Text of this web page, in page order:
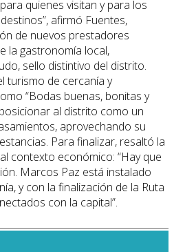
quienes visitan y para los
afirmó Fuentes,
de nuevos prestadores
la gastronomía local,
sello distintivo del distrito.
turismo de cercanía y
“Bodas buenas, bonitas y
al distrito como un
aprovechando su
Para finalizar, resaltó la
contexto económico: “Hay que
Marcos Paz está instalado
y con la finalización de la Ruta
con la capital”.